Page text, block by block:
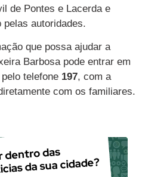
de Pontes e Lacerda e
pelas autoridades.
que possa ajudar a
Barbosa pode entrar em
telefone 197, com a
com os familiares.